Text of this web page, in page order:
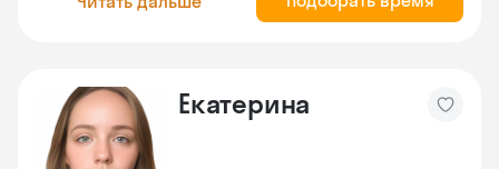
Екатерина